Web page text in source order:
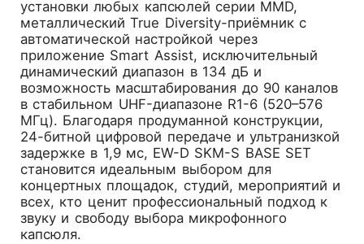
установки любых капсюлей серии MMD,
металлический True Diversity-приёмник с
автоматической настройкой через
приложение Smart Assist, исключительный
динамический диапазон в 134 дБ и
возможность масштабирования до 90 каналов
в стабильном UHF-диапазоне R1-6 (520–576
МГц). Благодаря продуманной конструкции,
24-битной цифровой передаче и ультранизкой
задержке в 1,9 мс, EW-D SKM-S BASE SET
становится идеальным выбором для
концертных площадок, студий, мероприятий и
всех, кто ценит профессиональный подход к
звуку и свободу выбора микрофонного
капсюля.